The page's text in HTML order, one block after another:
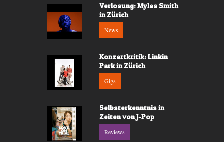
Verlosung: Myles Smith
in Zürich
News
Konzertkritik: Linkin
Park in Zürich
Gigs
Selbsterkenntnis in
Zeiten von J-Pop
Reviews